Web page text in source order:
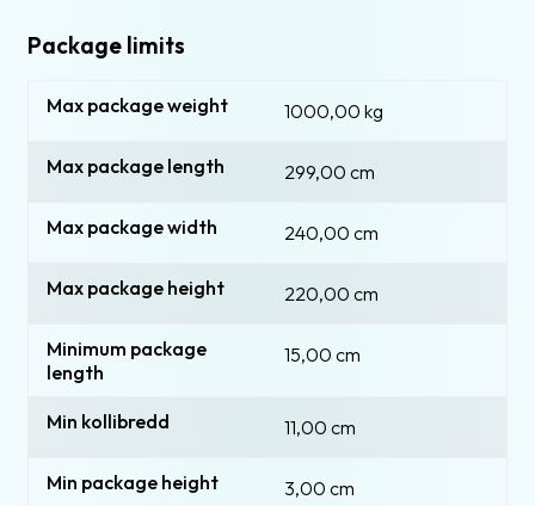
Package limits
Max package weight 1000,00 kg
Max package length 299,00 cm
Max package width 240,00 cm
Max package height 220,00 cm
Minimum package
length
15,00 cm
Min kollibredd 11,00 cm
Min package height 3,00 cm